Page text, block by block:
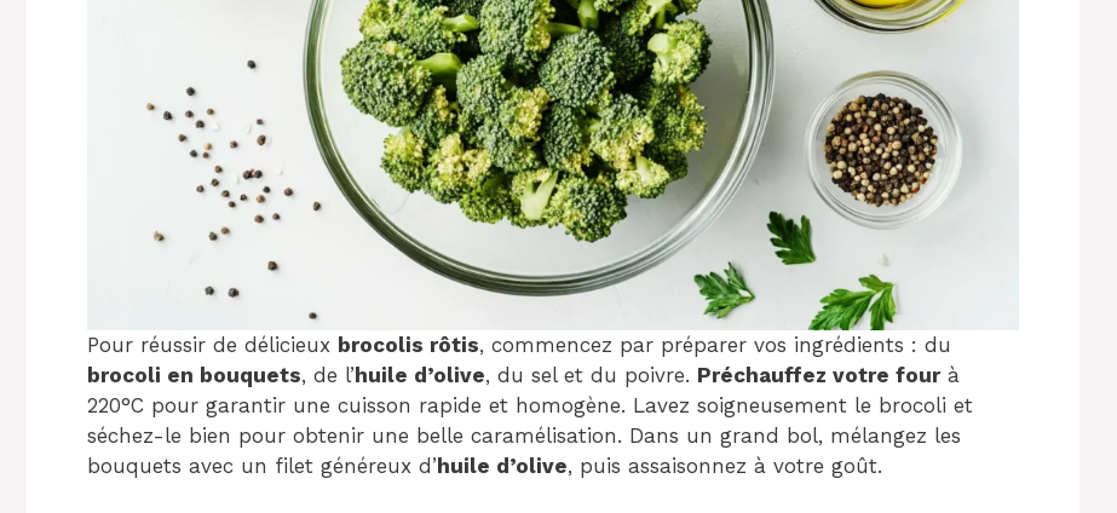
Pour réussir de délicieux brocolis rôtis, commencez par préparer vos ingrédients : du
brocoli en bouquets, de l’ huile d’olive, du sel et du poivre. Préchauffez votre fourà
220°C pour garantir une cuisson rapide et homogène. Lavez soigneusement le brocoli et
séchez-le bien pour obtenir une belle caramélisation. Dans un grand bol, mélangez les
bouquets avec un filet généreux d’ huile d’olive, puis assaisonnez à votre goût.